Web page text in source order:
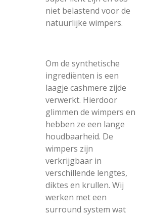
niet belastend voor de
natuurlijke wimpers.
Om de synthetische
ingrediënten is een
laagje cashmere zijde
verwerkt. Hierdoor
glimmen de wimpers en
hebben ze een lange
houdbaarheid. De
wimpers zijn
verkrijgbaar in
verschillende lengtes,
diktes en krullen. Wij
werken met een
surround system wat